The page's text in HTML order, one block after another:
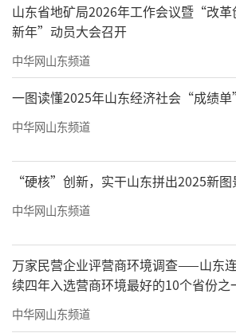
▲海尚海服务集团成为《
杂志协办单位
《中国物业管理》是由住
物业管理协会主办的
全国性
，以传达物
行业内部交流，服务行业发
行业的风向标。海尚海服务集
协办单位，是整个行业对其
肯定，未来将以自身创新发展
行业新发展。
据悉，此次行业顶级年
山东省地矿局2026年工作会议暨“改革
新年”动员大会召开
中华网山东频道
一图读懂2025年山东经济社会“成绩单”
中华网山东频道
“硬核”创新，实干山东拼出2025新图
中华网山东频道
万家民营企业评营商环境调查——山东
续四年入选营商环境最好的10个省份之
中华网山东频道